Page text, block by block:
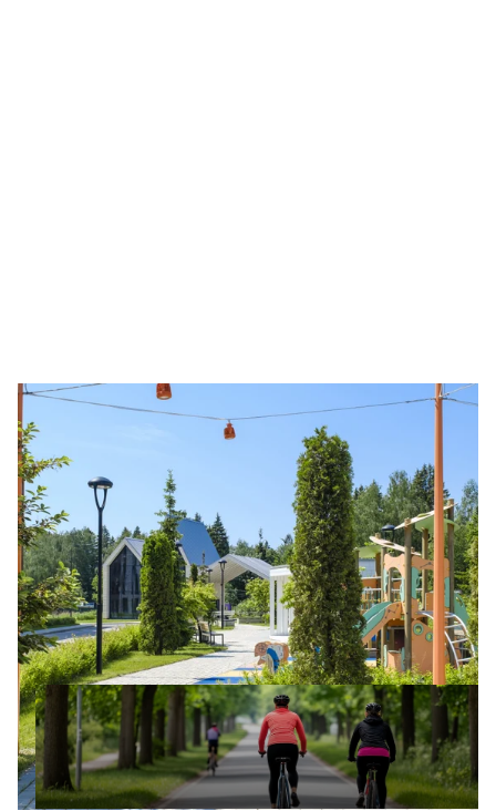
НАСЛАДИТЕСЬ СВЕЖИМ ВОЗДУХОМ
Прогулочный бульвар с ландшафтным
дизайном, уютными беседками и качелями в
стиле загородных отелей станет любимым
местом отдыха.
Здесь же расположена «Лесная библиотека» —
уникальная зона для чтения и релаксации с
комфортной садовой мебелью, окружённая
природой.